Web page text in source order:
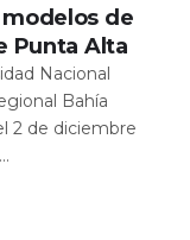
de
Punta Alta
Nacional
Bahía
2 de diciembre